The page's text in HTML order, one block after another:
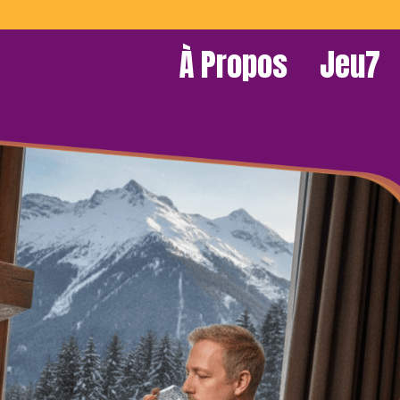
À Propos Jeu7